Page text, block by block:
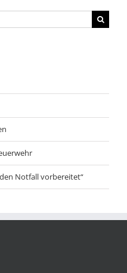
Notfall vorbereitet“